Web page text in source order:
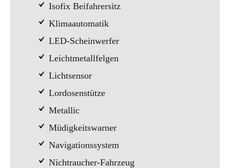
Isofix Beifahrersitz
Klimaautomatik
LED-Scheinwerfer
Leichtmetallfelgen
Lichtsensor
Lordosenstütze
Metallic
Müdigkeitswarner
Navigationssystem
Nichtraucher-Fahrzeug